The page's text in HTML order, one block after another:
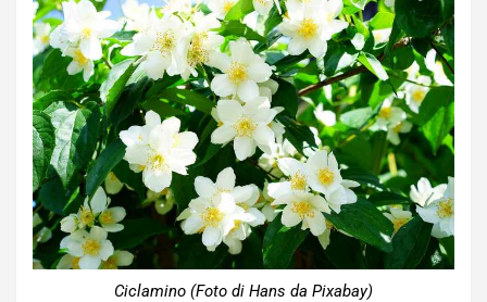
Ciclamino (Foto di Hans da Pixabay)